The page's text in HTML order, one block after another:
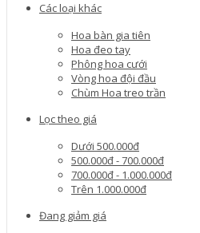
Các loại khác
Hoa bàn gia tiên
Hoa đeo tay
Phông hoa cưới
Vòng hoa đội đầu
Chùm Hoa treo trần
Lọc theo giá
Dưới 500.000đ
500.000đ - 700.000đ
700.000đ - 1.000.000đ
Trên 1.000.000đ
Đang giảm giá